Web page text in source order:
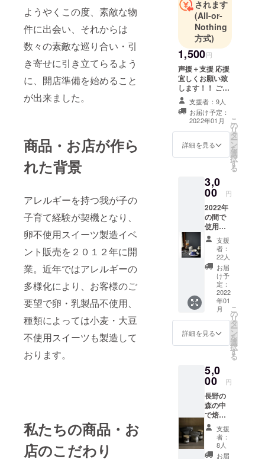
ようやくこの度、素敵な物
件に出会い、それからは
数々の素敵な巡り合い・引
き寄せに引き立てらるよう
に、開店準備を始めること
が出来ました。
商品・お店が作ら
れた背景
アレルギーを持つ我が子の
子育て経験が契機となり、
卵不使用スイーツ製造イベ
ント販売を２０１２年に開
業。近年ではアレルギーの
多様化により、お客様のご
要望で卵・乳製品不使用、
種類によっては小麦・大豆
不使用スイーツも製造して
おります。
私たちの商品・お
店のこだわり
されます
(All-or-
Nothing
方式)
1,500円
声援＋支援 応援
宜しくお願い致
します！！ ご購
入＋ご来店時、
楽しいひと時を
お寛ぎください
お礼の手紙を郵
送させていただ
きます。
支援者：9人
お届け予定：
2022年01月
詳細を見る
こ
の
リ
タ
ー
ン
を
選
択
す
る
3,0
00 円
2022年
の間で
使用で
きる
イート
イン用
ドリン
クチ
ケット
(2枚)＋
支援 混
雑時等
の場
合、テ
イクア
する場
合がご
ざいま
すの
で、ご
了承く
ださ
い。 紛
失時は
再発行
支援
者：
22人
お届
け予
定：
2022
年01
月
詳細を見る
こ
の
リ
タ
ー
ン
を
選
択
す
る
5,0
00 円
長野の
森の中
で焙煎
されて
いる、
珈琲
calima(
支援
者：
8人
お届